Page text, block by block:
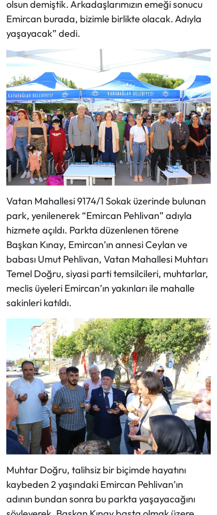
olsun demiştik. Arkadaşlarımızın emeği sonucu
Emircan burada, bizimle birlikte olacak. Adıyla
yaşayacak” dedi.
Vatan Mahallesi 9174/1 Sokak üzerinde bulunan
park, yenilenerek “Emircan Pehlivan” adıyla
hizmete açıldı. Parkta düzenlenen törene
Başkan Kınay, Emircan’ın annesi Ceylan ve
babası Umut Pehlivan, Vatan Mahallesi Muhtarı
Temel Doğru, siyasi parti temsilcileri, muhtarlar,
meclis üyeleri Emircan’ın yakınları ile mahalle
sakinleri katıldı.
Muhtar Doğru, talihsiz bir biçimde hayatını
kaybeden 2 yaşındaki Emircan Pehlivan’ın
adının bundan sonra bu parkta yaşayacağını